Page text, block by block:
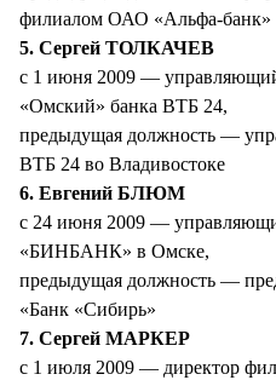
филиалом ОАО «Альфа-банк»
5. Сергей ТОЛКАЧЕВ
с 1 июня 2009 —
«Омский» банка ВТБ 24,
предыдущая должность —
ВТБ 24 во Владивостоке
6. Евгений БЛЮМ
с 24 июня 2009 —
«БИНБАНК» в Омске,
предыдущая должность —
«Банк «Сибирь»
7. Сергей МАРКЕР
с 1 июля 2009 — директор